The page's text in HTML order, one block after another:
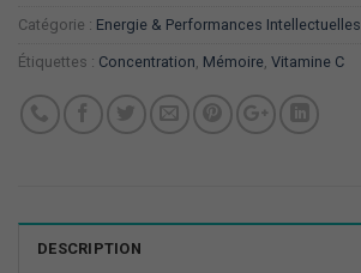
Catégorie : Energie & Performances Intellectuelles
Étiquettes : Concentration Mémoire Vitamine C
DESCRIPTION